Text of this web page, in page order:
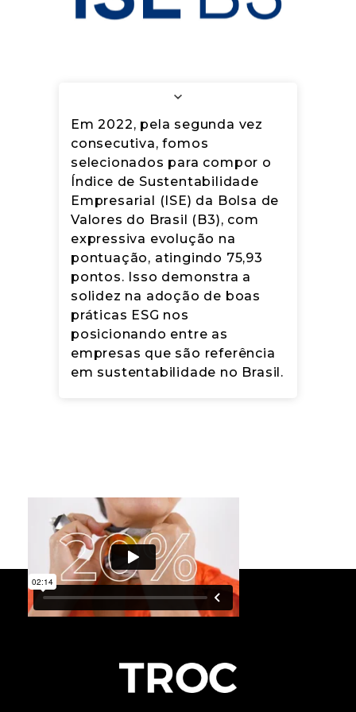
Código de Conduta
Lista de fornecedores Arezzo&Co
Políticas de privacidade
Privacy Policy
Cartilha Antirracista
Cartilha de Comunicação Inclusiva
Cartilha Anticapacitista
Resumo da Análise de Cenários
Relatório Carbon Neutral
Relatório Slide Ecoa + Lume
Relatório Mapá
Relatório Eu Reciclo
acessível
Relatório Anual 2023 EN - Arquivo
Em 2022, pela segunda vez
consecutiva, fomos
selecionados para compor o
Índice de Sustentabilidade
Empresarial (ISE) da Bolsa de
Valores do Brasil (B3), com
expressiva evolução na
pontuação, atingindo 75,93
pontos. Isso demonstra a
solidez na adoção de boas
práticas ESG nos
posicionando entre as
empresas que são referência
em sustentabilidade no Brasil.